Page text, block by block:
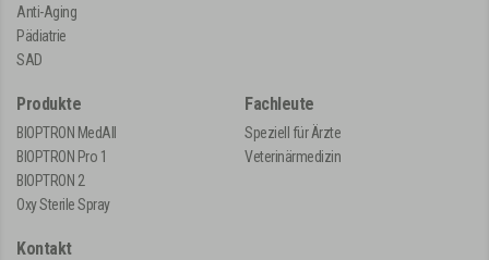
Anti-Aging
Pädiatrie
SAD
Produkte
BIOPTRON MedAll
BIOPTRON Pro 1
BIOPTRON 2
Oxy Sterile Spray
Fachleute
Speziell für Ärzte
Veterinärmedizin
Kontakt